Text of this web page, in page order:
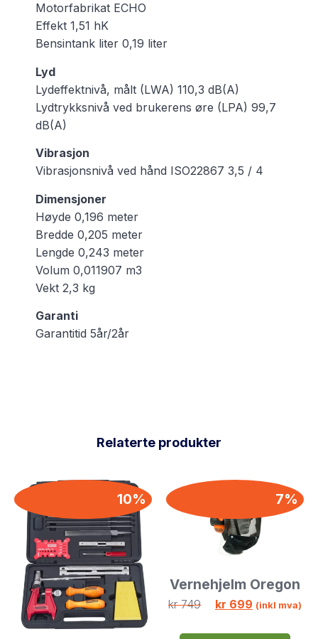
Motorfabrikat ECHO
Effekt 1,51 hK
Bensintank liter 0,19 liter
Lyd
Lydeffektnivå, målt (LWA) 110,3 dB(A)
Lydtrykksnivå ved brukerens øre (LPA) 99,7
dB(A)
Vibrasjon
Vibrasjonsnivå ved hånd ISO22867 3,5 / 4
Dimensjoner
Høyde 0,196 meter
Bredde 0,205 meter
Lengde 0,243 meter
Volum 0,011907 m3
Vekt 2,3 kg
Garanti
Garantitid 5år/2år
Relaterte produkter
10% 7%
Vernehjelm Oregon
kr749 kr 699 (inkl mva)